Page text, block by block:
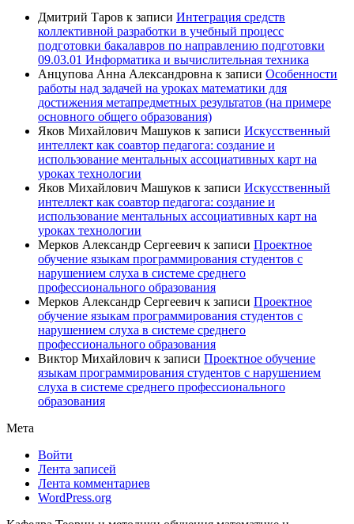
Дмитрий Таров к записи Интеграция средств
коллективной разработки в учебный процесс
подготовки бакалавров по направлению подготовки
09.03.01 Информатика и вычислительная техника
Анцупова Анна Александровна к записи Особенности
работы над задачей на уроках математики для
достижения метапредметных результатов (на примере
основного общего образования)
Яков Михайлович Машуков к записи Искусственный
интеллект как соавтор педагога: создание и
использование ментальных ассоциативных карт на
уроках технологии
Яков Михайлович Машуков к записи Искусственный
интеллект как соавтор педагога: создание и
использование ментальных ассоциативных карт на
уроках технологии
Мерков Александр Сергеевич к записи Проектное
обучение языкам программирования студентов с
нарушением слуха в системе среднего
профессионального образования
Мерков Александр Сергеевич к записи Проектное
обучение языкам программирования студентов с
нарушением слуха в системе среднего
профессионального образования
Виктор Михайлович к записи Проектное обучение
языкам программирования студентов с нарушением
слуха в системе среднего профессионального
образования
Мета
Войти
Лента записей
Лента комментариев
WordPress.org